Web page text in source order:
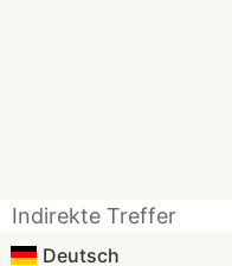
Indirekte Treffer
Deutsch